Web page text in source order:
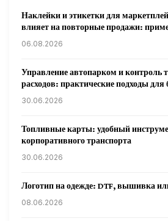
Наклейки и этикетки для
влияет на повторные продажи:
06.08.2026
Управление автопарком и контроль
расходов: практические подходы для
30.06.2026
Топливные карты: удобный
корпоративного транспорта
30.06.2026
Логотип на одежде: DTF, вышивка
08.06.2026